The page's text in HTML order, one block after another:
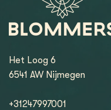
Het Loog 6
6541 AW Nijmegen
+31247997001